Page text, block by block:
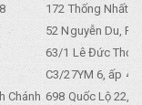
172 Thống Nhất.
52 Nguyễn Du,
63/1 Lê Đức Thọ,
C3/27YM 6, ấp 4,
Chánh 698 Quốc Lộ 22,